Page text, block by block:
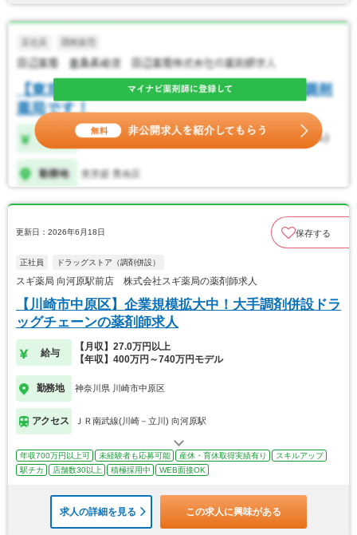
更新日：2026年6月18日 保存する
正社員 ドラッグストア（調剤併設）
スギ薬局 向河原駅前店 株式会社スギ薬局の薬剤師求人
【川崎市中原区】企業規模拡大中！大手調剤併設ドラ
ッグチェーンの薬剤師求人
給与
【月収】27.0万円以上
【年収】400万円～740万円モデル
勤務地 神奈川県 川崎市中原区
アクセス ＪＲ南武線(川崎－立川) 向河原駅
年収700万円以上可 未経験者も応募可能 産休・育休取得実績有り
スキルアップ
駅チカ
店舗数30以上 積極採用中 WEB面接OK
求人の詳細を見る この求人に興味がある